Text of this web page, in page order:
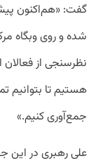
گفت: «هم‌اکنون
شده و روی وبگاه
نظرسنجی از فعالان
هستیم تا بتوانیم
جمع‌آوری کنیم.»
علی رهبری در این